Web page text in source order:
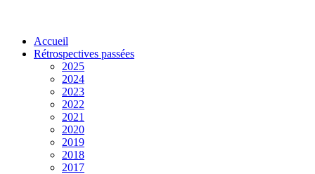
Accueil
Rétrospectives passées
2025
2024
2023
2022
2021
2020
2019
2018
2017